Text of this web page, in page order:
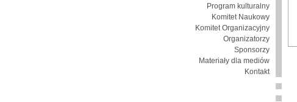
Program kulturalny
Komitet Naukowy
Komitet Organizacyjny
Organizatorzy
Sponsorzy
Materiały dla mediów
Kontakt